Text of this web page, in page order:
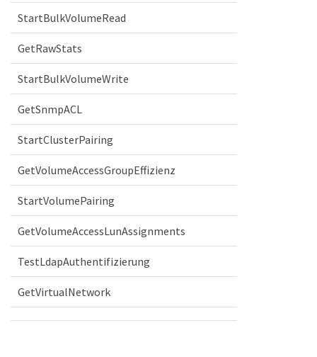
StartBulkVolumeRead
GetRawStats
StartBulkVolumeWrite
GetSnmpACL
StartClusterPairing
GetVolumeAccessGroupEffizienz
StartVolumePairing
GetVolumeAccessLunAssignments
TestLdapAuthentifizierung
GetVirtualNetwork